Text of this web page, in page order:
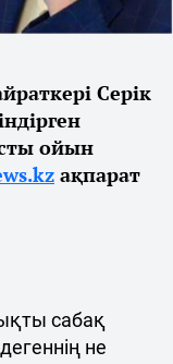
Серік
ойын
ақпарат
сабақ
не